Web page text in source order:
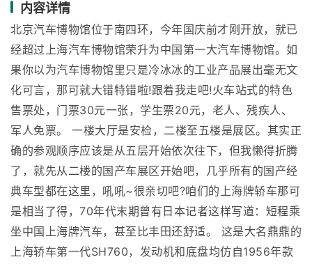
内容详情
北京汽车博物馆位于南四环，今年国庆前才刚开放，就已
经超过上海汽车博物馆荣升为中国第一大汽车博物馆。如
果你以为汽车博物馆里只是冷冰冰的工业产品展出毫无文
化可言，那可就大错特错啦!跟着我走吧!火车站式的特色
售票处，门票30元一张，学生票20元，老人、残疾人、
军人免票。 一楼大厅是安检，二楼至五楼是展区。其实正
确的参观顺序应该是从五层开始依次往下，但我懒得折腾
了，就先从二楼的国产车展区开始吧，几乎所有的国产经
典车型都在这里，吼吼~很亲切吧?咱们的上海牌轿车那可
是相当了得，70年代末期曾有日本记者这样写道：短程乘
坐中国上海牌汽车，甚至比丰田还舒适。 这是大名鼎鼎的
上海轿车第一代SH760，发动机和底盘均仿自1956年款